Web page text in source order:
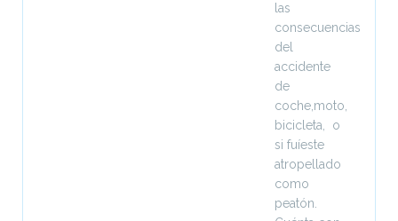
las
consecuencias
del
accidente
de
coche,moto,
bicicleta, o
si fuíeste
atropellado
como
peatón.